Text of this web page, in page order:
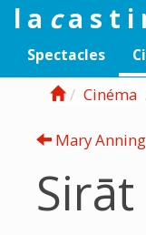
l a ca s t i
Spectacles
Cinéma
Mary Anning
Sirāt